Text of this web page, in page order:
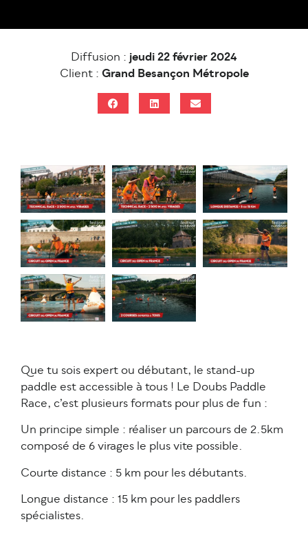
Diffusion :jeudi 22 février 2024
Client :Grand Besançon Métropole
Que tu sois expert ou débutant, le stand-up
paddle est accessible à tous ! Le Doubs Paddle
Race, c’est plusieurs formats pour plus de fun :
Un principe simple : réaliser un parcours de 2.5km
composé de 6 virages le plus vite possible.
Courte distance : 5 km pour les débutants.
Longue distance : 15 km pour les paddlers
spécialistes.